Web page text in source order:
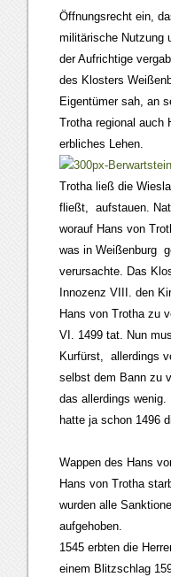
Öffnungsrecht ein,
militärische Nutzung
der Aufrichtige
des Klosters
Eigentümer sah, an
Trotha regional auch
erbliches Lehen.
Trotha ließ die
fließt, aufstauen.
worauf Hans von
was in Weißenburg
verursachte. Das
Innozenz VIII. den
Hans von Trotha zu
VI. 1499 tat. Nun
Kurfürst, allerdings
selbst dem Bann zu
das allerdings
hatte ja schon 1496
Wappen des Hans
Hans von Trotha
wurden alle
aufgehoben.
1545 erbten die
einem Blitzschlag